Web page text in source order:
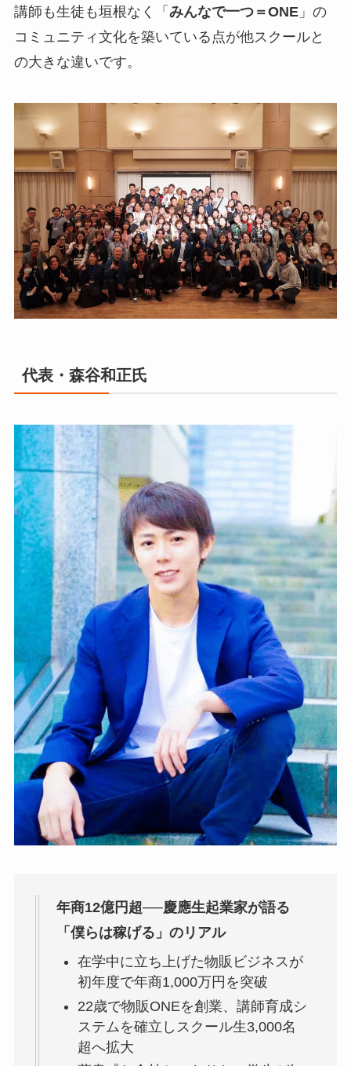
講師も生徒も垣根なく「 みんなで一つ＝ONE」の
コミュニティ文化を築いている点が他スクールと
の大きな違いです。
代表・森谷和正氏
年商12億円超──慶應生起業家が語る
「僕らは稼げる」のリアル
在学中に立ち上げた物販ビジネスが
初年度で年商1,000万円を突破
22歳で物販ONEを創業、講師育成シ
ステムを確立しスクール生3,000名
超へ拡大